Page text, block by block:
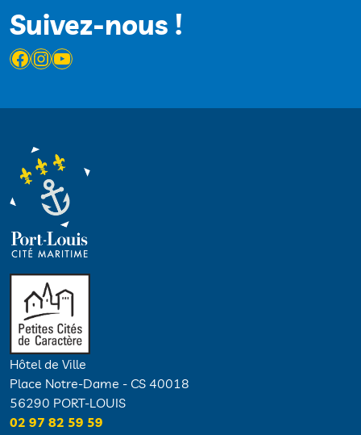
Suivez-nous !
Facebook
Instagram
YouTube
Hôtel de Ville
Place Notre-Dame - CS 40018
56290 PORT-LOUIS
02 97 82 59 59